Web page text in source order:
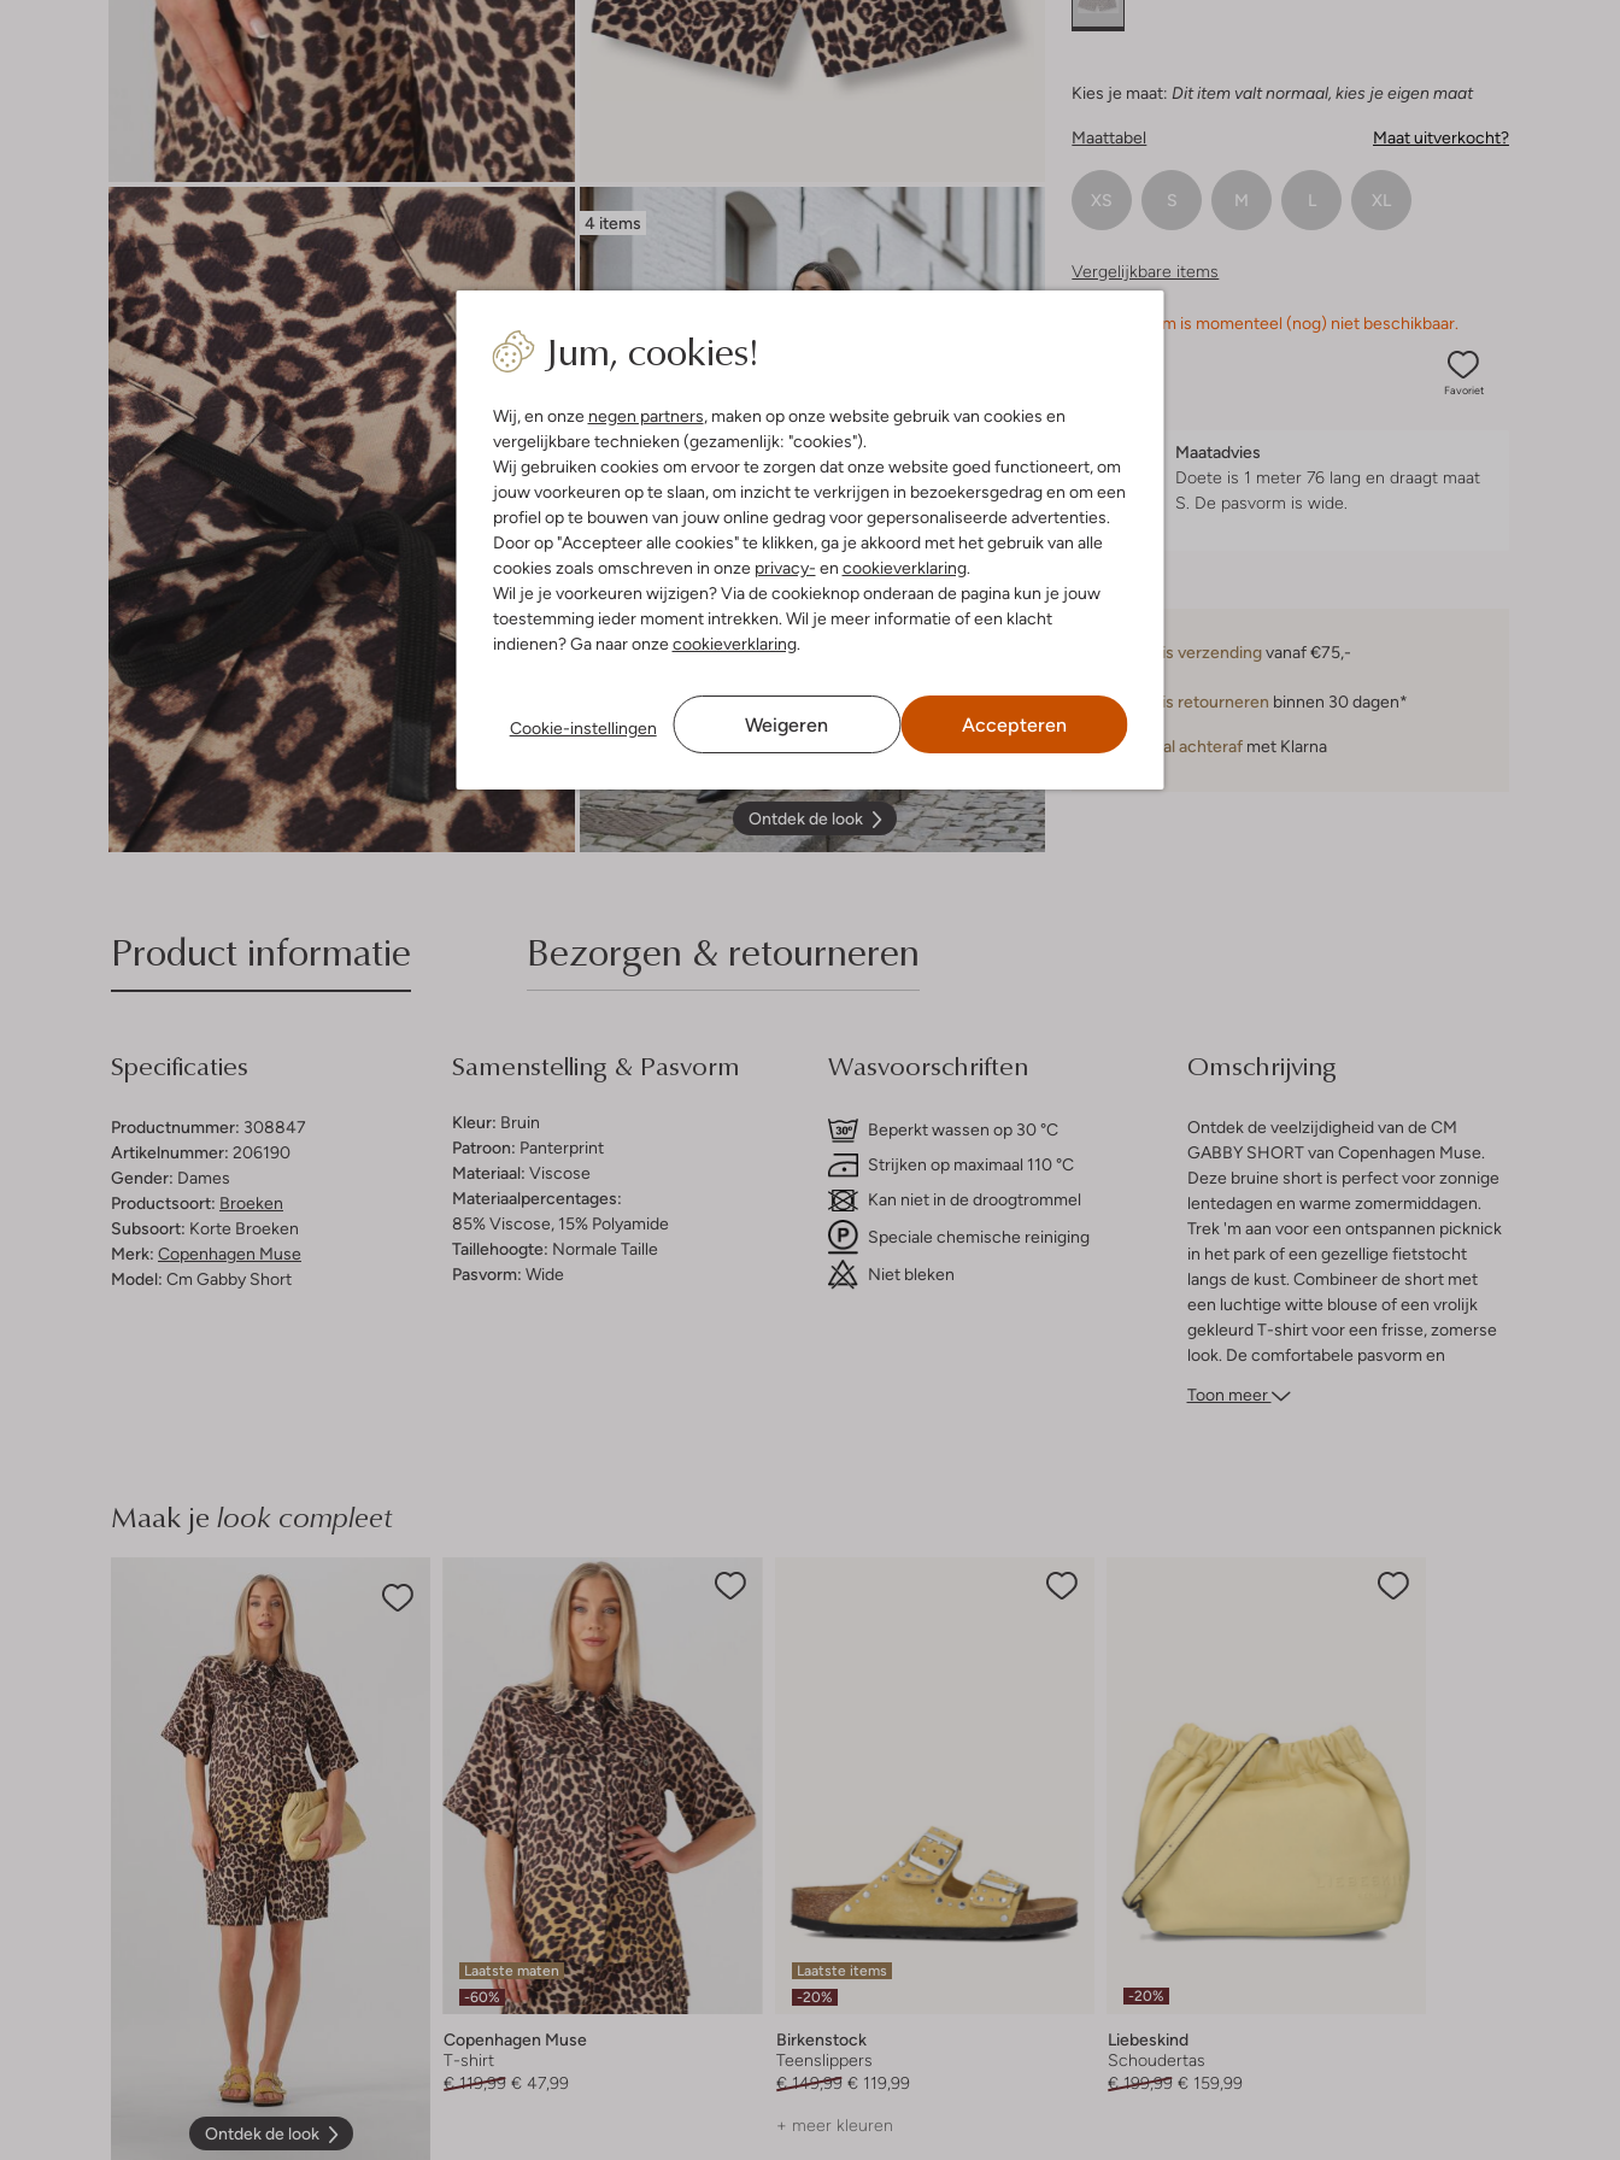
Jum, cookies!
Wij, en onze negen partners, maken op onze website gebruik van cookies en
vergelijkbare technieken (gezamenlijk: "cookies").
Wij gebruiken cookies om ervoor te zorgen dat onze website goed functioneert, om
jouw voorkeuren op te slaan, om inzicht te verkrijgen in bezoekersgedrag en om een
profiel op te bouwen van jouw online gedrag voor gepersonaliseerde advertenties.
Door op "Accepteer alle cookies" te klikken, ga je akkoord met het gebruik van alle
cookies zoals omschreven in onze privacy- en cookieverklaring.
Wil je je voorkeuren wijzigen? Via de cookieknop onderaan de pagina kun je jouw
toestemming ieder moment intrekken. Wil je meer informatie of een klacht
indienen? Ga naar onzecookieverklaring.
Cookie-instellingen Weigeren Accepteren
4 items
Ontdek de look
Kies je maat: Dit item valt normaal, kies je eigen maat
Maattabel Maat uitverkocht?
XS S M L XL
Vergelijkbare items
Sorry, dit item is momenteel (nog) niet beschikbaar.
Favoriet
Maatadvies
Doete is 1 meter 76 lang en draagt maat
S. De pasvorm iswide.
Gratis verzendingvanaf €75,-
Gratis retourneren binnen 30 dagen*
Betaal achteraf met Klarna
Product informatie Bezorgen & retourneren
Specificaties
Productnummer: 308847
Artikelnummer: 206190
Gender: Dames
Productsoort: Broeken
Subsoort: Korte Broeken
Merk: Copenhagen Muse
Model: Cm Gabby Short
Samenstelling & Pasvorm
Kleur: Bruin
Patroon: Panterprint
Materiaal: Viscose
Materiaalpercentages:
85% Viscose, 15% Polyamide
Taillehoogte: Normale Taille
Pasvorm: Wide
Wasvoorschriften
Beperkt wassen op 30 °C
Strijken op maximaal 110 °C
Kan niet in de droogtrommel
Speciale chemische reiniging
Niet bleken
Omschrijving
Ontdek de veelzijdigheid van de CM
GABBY SHORT van Copenhagen Muse.
Deze bruine short is perfect voor zonnige
lentedagen en warme zomermiddagen.
Trek 'm aan voor een ontspannen picknick
in het park of een gezellige fietstocht
langs de kust. Combineer de short met
een luchtige witte blouse of een vrolijk
gekleurd T-shirt voor een frisse, zomerse
look. De comfortabele pasvorm en
onmisbaar item in je garderobe. Geniet van
Toon meer
Maak je look compleet
Ontdek de look
Laatste maten
-60%
Copenhagen Muse
T-shirt
€ 119,99 € 47,99
Laatste items
-20%
Birkenstock
Teenslippers
€ 149,99 € 119,99
+ meer kleuren
-20%
Liebeskind
Schoudertas
€ 199,99 € 159,99